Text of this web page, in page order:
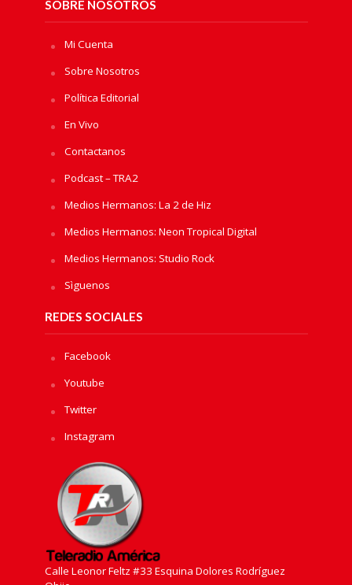
SOBRE NOSOTROS
Mi Cuenta
Sobre Nosotros
Política Editorial
En Vivo
Contactanos
Podcast – TRA2
Medios Hermanos: La 2 de Hiz
Medios Hermanos: Neon Tropical Digital
Medios Hermanos: Studio Rock
Sìguenos
REDES SOCIALES
Facebook
Youtube
Twitter
Instagram
Calle Leonor Feltz #33 Esquina Dolores Rodríguez